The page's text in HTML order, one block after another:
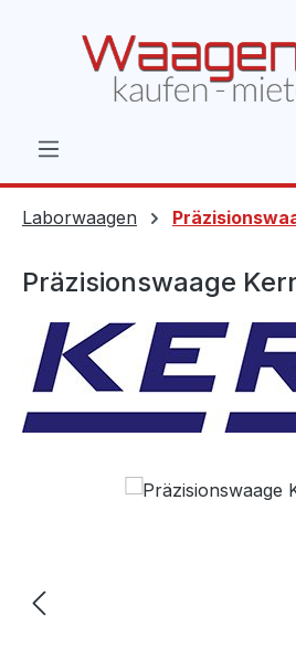
Laborwaagen
Präzisionswaage
Bildergalerie überspringen